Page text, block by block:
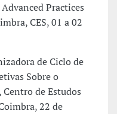
Practices
CES, 01 a 02
de Ciclo de
Sobre o
de Estudos
22 de